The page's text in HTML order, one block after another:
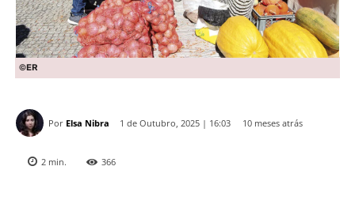
©ER
Por Elsa Nibra 1 de Outubro, 2025 | 16:03 10 meses atrás
2 min. 366